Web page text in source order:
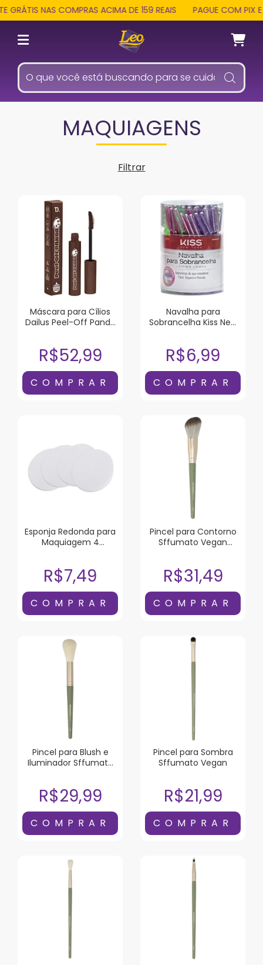
NAS COMPRAS ACIMA DE 159 REAIS PAGUE COM PIX E
MAQUIAGENS
Filtrar
Máscara para Cílios
Dailus Peel-Off Panda
R$52,99
Navalha para
Sobrancelha Kiss New
R$6,99
Esponja Redonda para
Maquiagem 4
R$7,49
Pincel para Contorno
Sffumato Vegan
R$31,49
Pincel para Blush e
Iluminador Sffumato
R$29,99
Pincel para Sombra
Sffumato Vegan
R$21,99